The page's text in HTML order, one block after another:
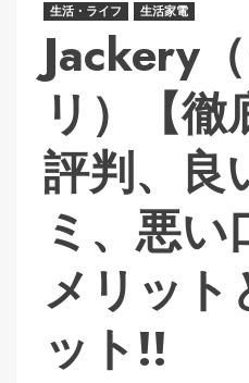
生活・ライフ 生活家電
Jackery
リ）【徹
評判、良
ミ、悪い
メリット
ット!!